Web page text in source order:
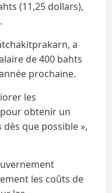
(11,25 dollars),
a
de 400 bahts
prochaine.
les
obtenir un
que possible »,
les coûts de